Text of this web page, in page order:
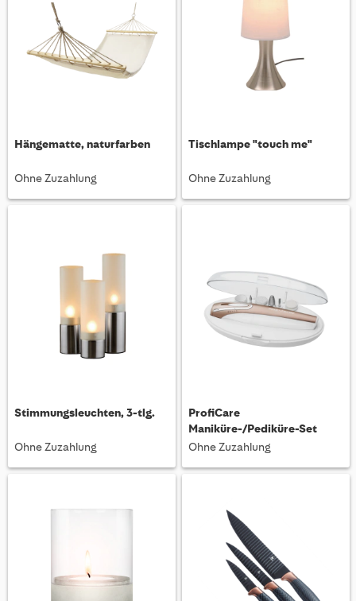
Hängematte, naturfarben
Ohne Zuzahlung
Tischlampe "touch me"
Ohne Zuzahlung
Stimmungsleuchten, 3-tlg.
Ohne Zuzahlung
ProfiCare
Maniküre-/Pediküre-Set
Ohne Zuzahlung